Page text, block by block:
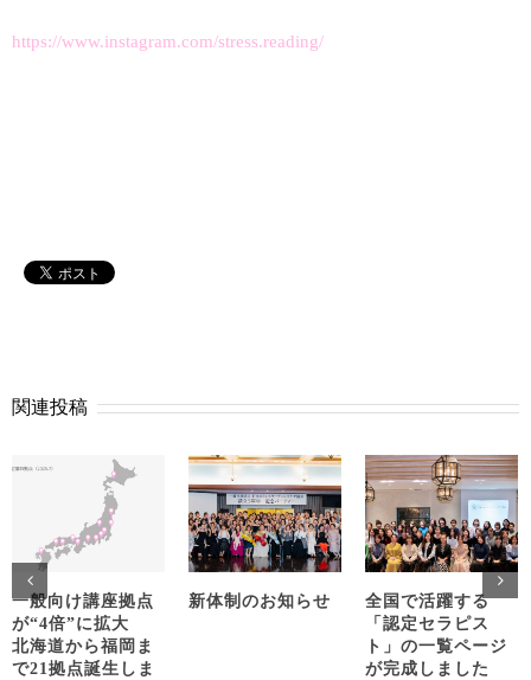
https://www.instagram.com/stress.reading/
関連投稿
一般向け講座拠点
が“4倍”に拡大
北海道から福岡ま
で21拠点誕生しま
新体制のお知らせ
全国で活躍する
「認定セラピス
ト」の一覧ページ
が完成しました